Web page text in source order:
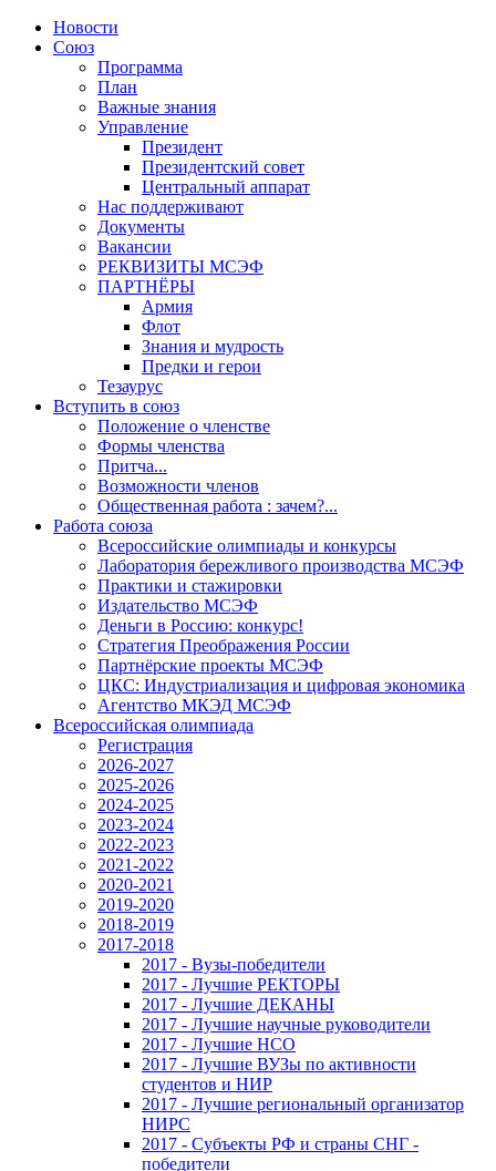
Новости
Союз
Программа
План
Важные знания
Управление
Президент
Президентский совет
Центральный аппарат
Нас поддерживают
Документы
Вакансии
РЕКВИЗИТЫ МСЭФ
ПАРТНЁРЫ
Армия
Флот
Знания и мудрость
Предки и герои
Тезаурус
Вступить в союз
Положение о членстве
Формы членства
Притча...
Возможности членов
Общественная работа : зачем?...
Работа союза
Всероссийские олимпиады и конкурсы
Лаборатория бережливого производства МСЭФ
Практики и стажировки
Издательство МСЭФ
Деньги в Россию: конкурс!
Стратегия Преображения России
Партнёрские проекты МСЭФ
ЦКС: Индустриализация и цифровая экономика
Агентство МКЭД МСЭФ
Всероссийская олимпиада
Регистрация
2026-2027
2025-2026
2024-2025
2023-2024
2022-2023
2021-2022
2020-2021
2019-2020
2018-2019
2017-2018
2017 - Вузы-победители
2017 - Лучшие РЕКТОРЫ
2017 - Лучшие ДЕКАНЫ
2017 - Лучшие научные руководители
2017 - Лучшие НСО
2017 - Лучшие ВУЗы по активности
студентов и НИР
2017 - Лучшие региональный организатор
НИРС
2017 - Субъекты РФ и страны СНГ -
победители